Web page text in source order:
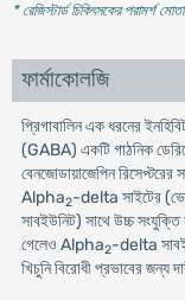
* রেজিস্টার্ড চিকিৎসকের পরামর্শ
ফার্মাকোলজি
প্রিগাবালিন এক ধরনের
(GABA) একটি গাঠনিক
বেনজোডায়াজেপিন রিসেপ্টরের
Alpha2-delta সাইটের
সাবইউনিট) সাথে উচ্চ সংযুক্তি
গেলেও Alpha2-delta
খিচুনি বিরোধী প্রভাবের জন্য